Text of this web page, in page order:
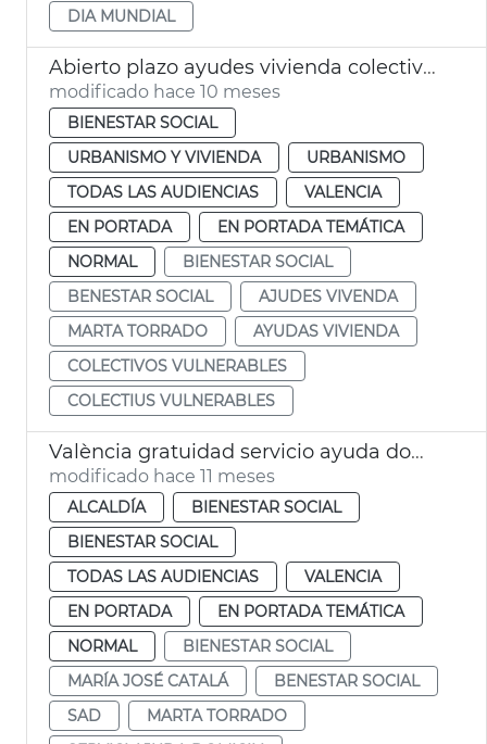
DIA MUNDIAL
Abierto plazo ayudes vivienda colectivos vulnerables
modificado hace 10 meses
BIENESTAR SOCIAL
URBANISMO Y VIVIENDA
URBANISMO
TODAS LAS AUDIENCIAS
VALENCIA
EN PORTADA
EN PORTADA TEMÁTICA
NORMAL
BIENESTAR SOCIAL
BENESTAR SOCIAL
AJUDES VIVENDA
MARTA TORRADO
AYUDAS VIVIENDA
COLECTIVOS VULNERABLES
COLECTIUS VULNERABLES
València gratuidad servicio ayuda domicilio
modificado hace 11 meses
ALCALDÍA
BIENESTAR SOCIAL
BIENESTAR SOCIAL
TODAS LAS AUDIENCIAS
VALENCIA
EN PORTADA
EN PORTADA TEMÁTICA
NORMAL
BIENESTAR SOCIAL
MARÍA JOSÉ CATALÁ
BENESTAR SOCIAL
SAD
MARTA TORRADO